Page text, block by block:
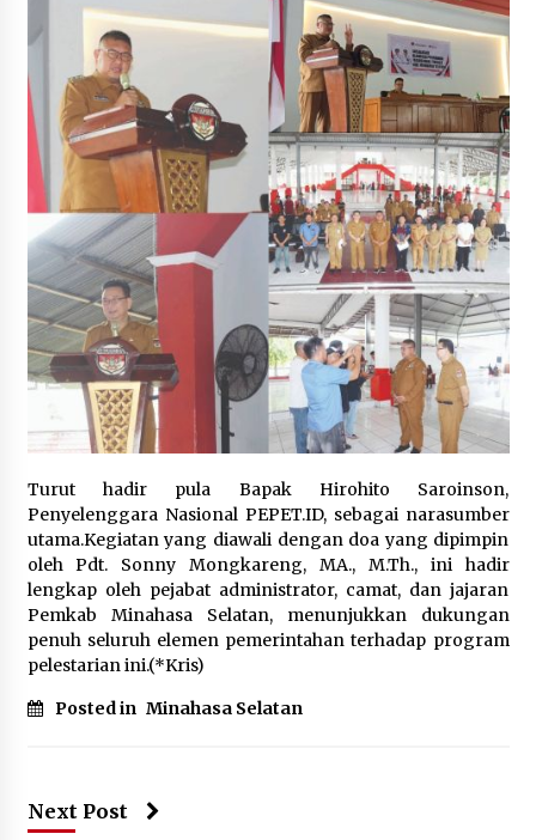
Turut hadir pula Bapak Hirohito Saroinson,
Penyelenggara Nasional PEPET.ID, sebagai narasumber
utama.‎Kegiatan yang diawali dengan doa yang dipimpin
oleh Pdt. Sonny Mongkareng, MA., M.Th., ini hadir
lengkap oleh pejabat administrator, camat, dan jajaran
Pemkab Minahasa Selatan, menunjukkan dukungan
penuh seluruh elemen pemerintahan terhadap program
pelestarian ini.(*Kris)
Posted in Minahasa Selatan
Next Post